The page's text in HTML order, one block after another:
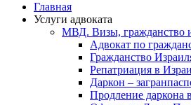
Главная
Услуги адвоката
МВД. Визы, гражданство
Адвокат по
Гражданство
Репатриация в
Даркон –
Продление даркона